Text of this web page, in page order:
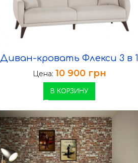
Диван-кровать Флекси 3 в 1
Цена: 10 900 грн
В КОРЗИНУ